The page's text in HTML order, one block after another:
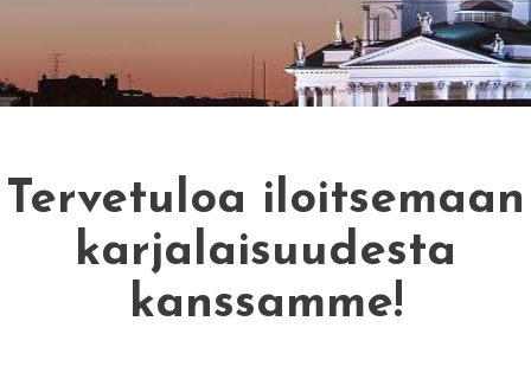
Tervetuloa iloitsemaan
karjalaisuudesta
kanssamme!